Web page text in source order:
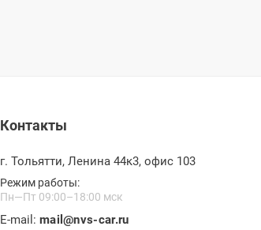
Контакты
г. Тольятти, Ленина 44к3, офис 103
Режим работы:
Пн—Пт 09:00–18:00 мск
E-mail: mail@nvs-car.ru